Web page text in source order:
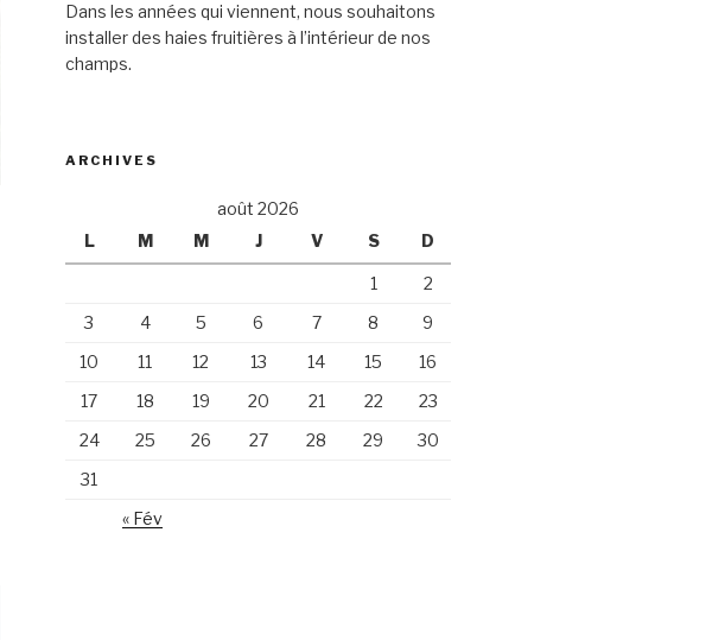
Dans les années qui viennent, nous souhaitons
installer des haies fruitières à l’intérieur de nos
champs.
ARCHIVES
août 2026
L
M M J V S D
1
2
3
4 5 6 7 8
9
10
11 12 13 14 15
16
17
18 19 20 21 22
23
24
25 26 27 28 29
30
31
« Fév